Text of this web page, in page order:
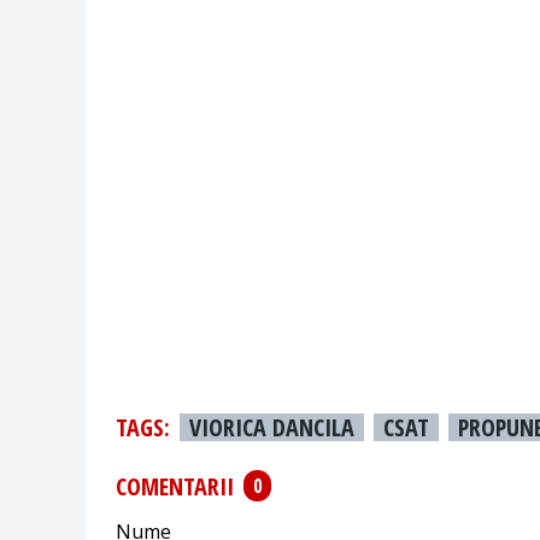
TAGS: VIORICA DANCILA CSAT
COMENTARII
0
Nume